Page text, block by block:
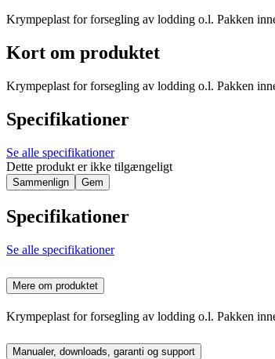
Krympeplast for forsegling av lodding o.l. Pakken
Kort om produktet
Krympeplast for forsegling av lodding o.l. Pakken
Specifikationer
Se alle specifikationer
Dette produkt er ikke tilgængeligt
Sammenlign Gem
Specifikationer
Se alle specifikationer
Mere om produktet
Krympeplast for forsegling av lodding o.l. Pakken
Manualer, downloads, garanti og support